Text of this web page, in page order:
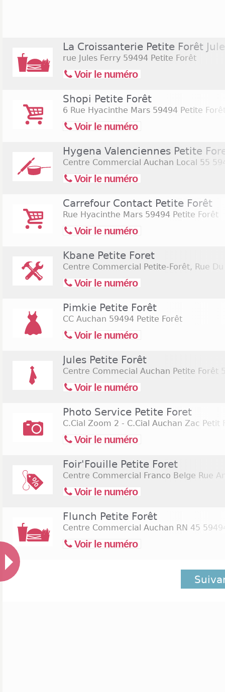
l'exception d'évènements particuliers, comme par
encore au cours de la période des fêtes de fin
La Croissanterie Petite Forêt
rue Jules Ferry 59494 Petite Forêt
Voir le numéro
Shopi Petite Forêt
6 Rue Hyacinthe Mars 59494 Petite
Voir le numéro
Hygena Valenciennes Petite
Centre Commercial Auchan Local 55
Voir le numéro
Carrefour Contact Petite Forêt
Rue Hyacinthe Mars 59494 Petite Forêt
Voir le numéro
Kbane Petite Foret
Centre Commercial Petite-Forêt, Rue
Voir le numéro
Pimkie Petite Forêt
CC Auchan 59494 Petite Forêt
Voir le numéro
Jules Petite Forêt
Centre Commecial Auchan Petite Forêt
Voir le numéro
Photo Service Petite Foret
C.Cial Zoom 2 - C.Cial Auchan Zac Petit
Voir le numéro
Foir'Fouille Petite Foret
Centre Commercial Franco Belge Rue
Voir le numéro
Flunch Petite Forêt
Centre Commercial Auchan RN 45
Voir le numéro